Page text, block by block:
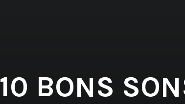
10 BONS